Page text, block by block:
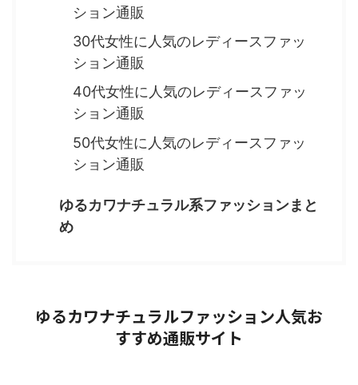
ション通販
30代女性に人気のレディースファッ
ション通販
40代女性に人気のレディースファッ
ション通販
50代女性に人気のレディースファッ
ション通販
ゆるカワナチュラル系ファッションまと
め
ゆるカワナチュラルファッション人気お
すすめ通販サイト